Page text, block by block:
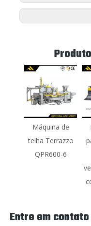
Máquina de
telha Terrazzo
QPR600-6
Entre em